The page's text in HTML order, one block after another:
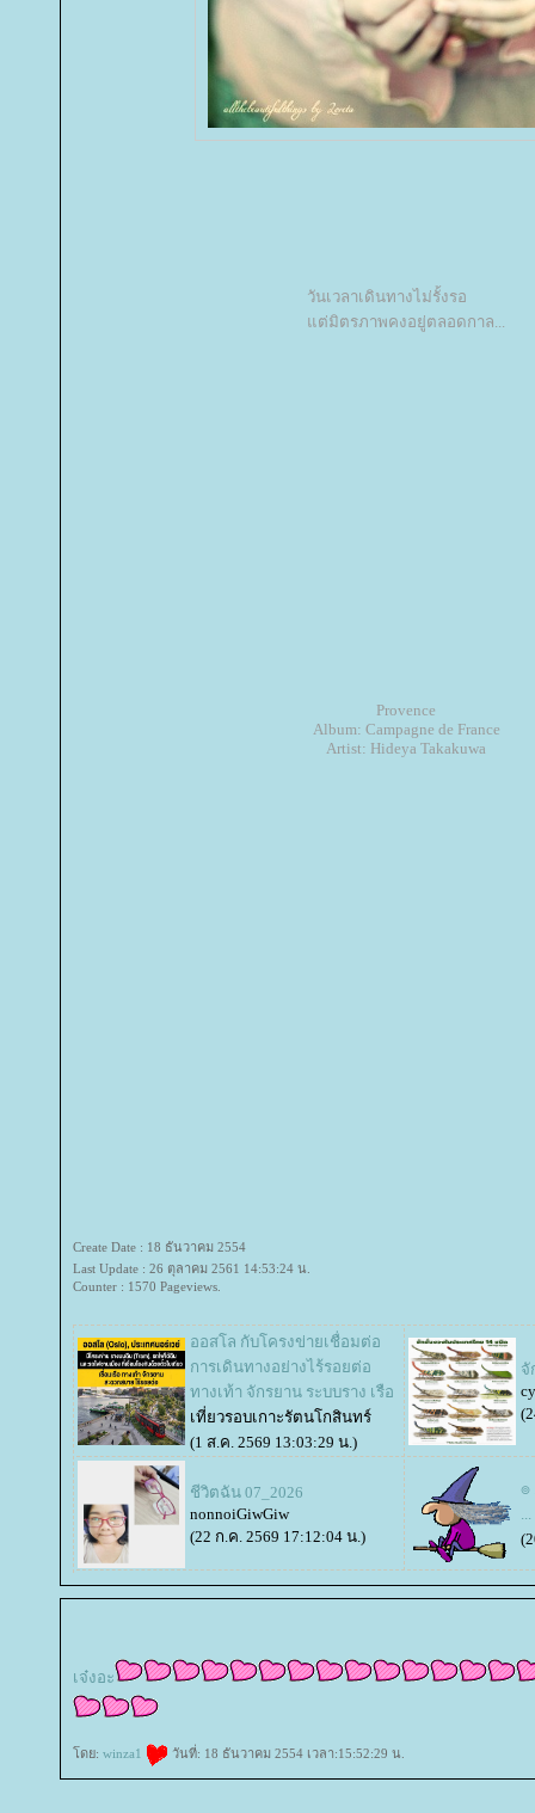
วันเวลาเดินทางไม่รั้งรอ
ต่มิตรภาพคงอยู่ตลอดกาล...
Provence
Album: Campagne de France
Artist: Hideya Takakuwa
Create Date : 18 ธันวาคม 2554
Last Update : 26 ตุลาคม 2561 14:53:24 น.
Counter : 1570 Pageviews.
ออสโล กับโครงข่ายเชื่อมต่อ
การเดินทางอย่างไร้รอยต่อ
ทางเท้า จักรยาน ระบบราง เรือ
เที่ยวรอบเกาะรัตนโกสินทร์
(1 ส.ค. 2569 13:03:29 น.)
จั
ชีวิตฉัน 07_2026
nonnoiGiwGiw
(22 ก.ค. 2569 17:12:04 น.)
๏
เจ๋งอะ
ดย: winza1 วันที่: 18 ธันวาคม 2554 เวลา:15:52:29 น.